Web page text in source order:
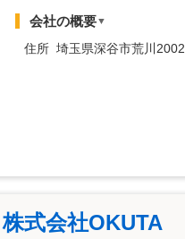
会社の概要▼
住所 埼玉県深谷市荒川2002
株式会社OKUTA